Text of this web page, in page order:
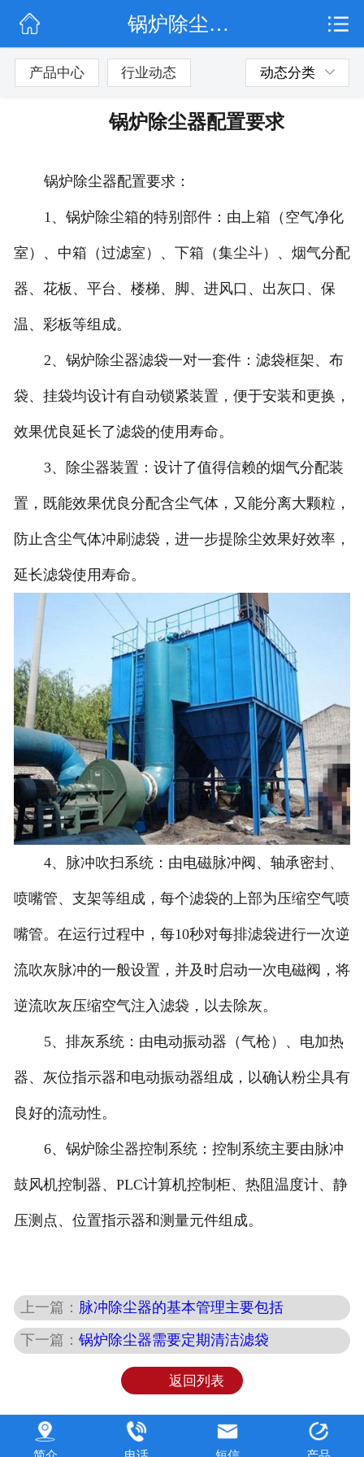
公司简介
锅炉除尘器配置要求
产品中心 行业动态 动态分类
锅炉除尘器配置要求
锅炉除尘器配置要求：
1、锅炉除尘箱的特别部件：由上箱（空气净化
室）、中箱（过滤室）、下箱（集尘斗）、烟气分配
器、花板、平台、楼梯、脚、进风口、出灰口、保
温、彩板等组成。
2、锅炉除尘器滤袋一对一套件：滤袋框架、布
袋、挂袋均设计有自动锁紧装置，便于安装和更换，
效果优良延长了滤袋的使用寿命。
3、除尘器装置：设计了值得信赖的烟气分配装
置，既能效果优良分配含尘气体，又能分离大颗粒，
防止含尘气体冲刷滤袋，进一步提除尘效果好效率，
延长滤袋使用寿命。
4、脉冲吹扫系统：由电磁脉冲阀、轴承密封、
喷嘴管、支架等组成，每个滤袋的上部为压缩空气喷
嘴管。在运行过程中，每10秒对每排滤袋进行一次逆
流吹灰脉冲的一般设置，并及时启动一次电磁阀，将
逆流吹灰压缩空气注入滤袋，以去除灰。
5、排灰系统：由电动振动器（气枪）、电加热
器、灰位指示器和电动振动器组成，以确认粉尘具有
良好的流动性。
6、锅炉除尘器控制系统：控制系统主要由脉冲
鼓风机控制器、PLC计算机控制柜、热阻温度计、静
压测点、位置指示器和测量元件组成。
上一篇： 脉冲除尘器的基本管理主要包括
下一篇：锅炉除尘器需要定期清洁滤袋
返回列表